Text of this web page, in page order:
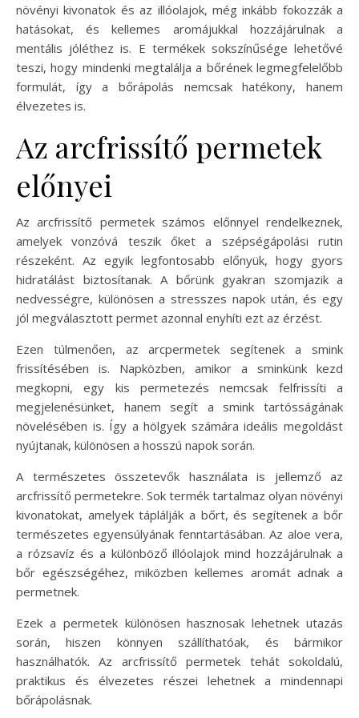
növényi kivonatok és az illóolajok, még inkább fokozzák a
hatásokat, és kellemes aromájukkal hozzájárulnak a
mentális jóléthez is. E termékek sokszínűsége lehetővé
teszi, hogy mindenki megtalálja a bőrének legmegfelelőbb
formulát, így a bőrápolás nemcsak hatékony, hanem
élvezetes is.
Az arcfrissítő permetek
előnyei
Az arcfrissítő permetek számos előnnyel rendelkeznek,
amelyek vonzóvá teszik őket a szépségápolási rutin
részeként. Az egyik legfontosabb előnyük, hogy gyors
hidratálást biztosítanak. A bőrünk gyakran szomjazik a
nedvességre, különösen a stresszes napok után, és egy
jól megválasztott permet azonnal enyhíti ezt az érzést.
Ezen túlmenően, az arcpermetek segítenek a smink
frissítésében is. Napközben, amikor a sminkünk kezd
megkopni, egy kis permetezés nemcsak felfrissíti a
megjelenésünket, hanem segít a smink tartósságának
növelésében is. Így a hölgyek számára ideális megoldást
nyújtanak, különösen a hosszú napok során.
A természetes összetevők használata is jellemző az
arcfrissítő permetekre. Sok termék tartalmaz olyan növényi
kivonatokat, amelyek táplálják a bőrt, és segítenek a bőr
természetes egyensúlyának fenntartásában. Az aloe vera,
a rózsavíz és a különböző illóolajok mind hozzájárulnak a
bőr egészségéhez, miközben kellemes aromát adnak a
permetnek.
Ezek a permetek különösen hasznosak lehetnek utazás
során, hiszen könnyen szállíthatóak, és bármikor
használhatók. Az arcfrissítő permetek tehát sokoldalú,
praktikus és élvezetes részei lehetnek a mindennapi
bőrápolásnak.